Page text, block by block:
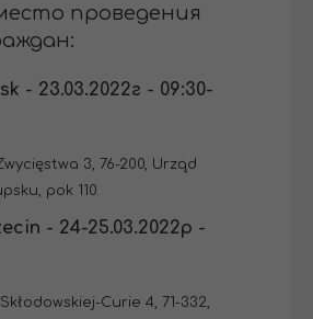
проведения
- 23.03.2022г - 09:30-
3, 76-200, Urząd
pok 110.
- 24-25.03.2022р -
Curie 4, 71-332,